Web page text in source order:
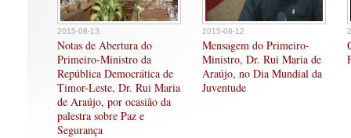
2015-08-13
Notas de Abertura do
Primeiro-Ministro da
República Democrática de
Timor-Leste, Dr. Rui Maria
de Araújo, por ocasião da
palestra sobre Paz e
Segurança
2015-08-12
Mensagem do Primeiro-
Ministro, Dr. Rui Maria de
Araújo, no Dia Mundial da
Juventude